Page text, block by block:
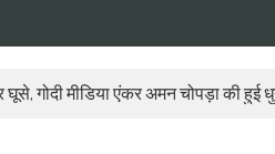
गोदी मीडिया एंकर अमन चोपड़ा की हुई